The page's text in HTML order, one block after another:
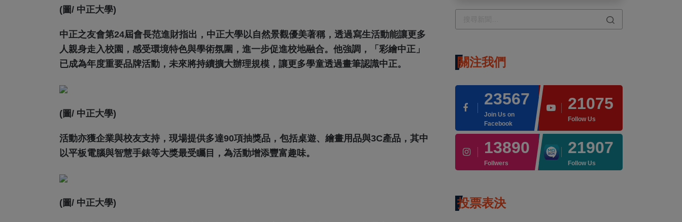
(圖/ 中正大學)
中正之友會第24屆會長范進財指出，中正大學以自然景觀優美著稱，透過寫生活動能讓更多
人親身走入校園，感受環境特色與學術氛圍，進一步促進校地融合。他強調，「彩繪中正」
已成為年度重要品牌活動，未來將持續擴大辦理規模，讓更多學童透過畫筆認識中正。
(圖/ 中正大學)
活動亦獲企業與校友支持，現場提供多達90項抽獎品，包括桌遊、繪畫用品與3C產品，其中
以平板電腦與智慧手錶等大獎最受矚目，為活動增添豐富趣味。
(圖/ 中正大學)
關注我們
23567
Join Us on
Facebook
21075
Follow Us
13890
Follwers
21907
Follow Us
投票表決